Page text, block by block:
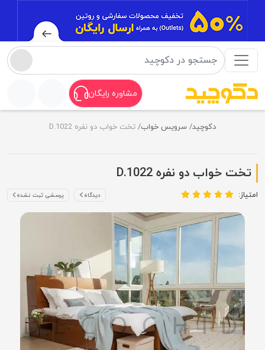
مشاوره رایگان
دکوچید سرویس خواب تخت خواب دو نفره D.1022
تخت خواب دو نفره D.1022
امتیاز: دیدگاه پرسشی ثبت نشده